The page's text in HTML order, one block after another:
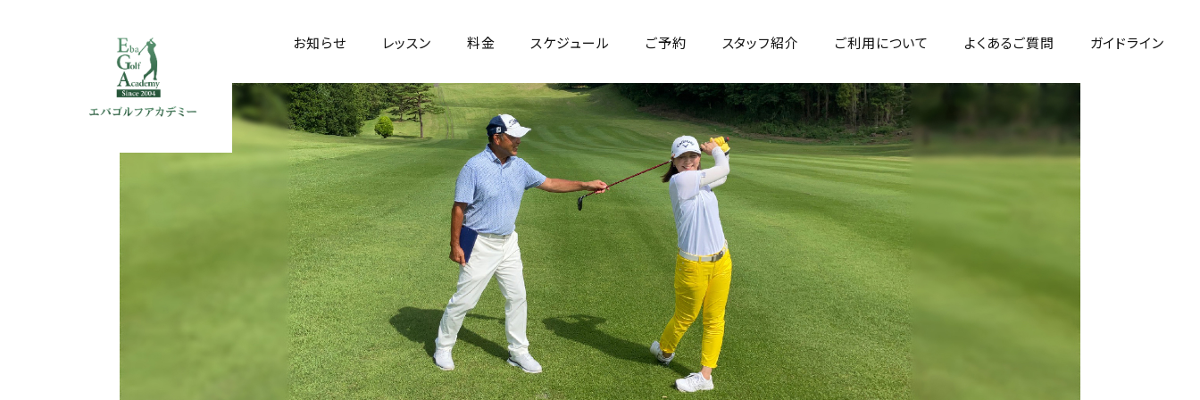
お知らせ レッスン 料金 スケジュール ご予約 スタッフ紹介 ご利用について よくあるご質問 ガイドライン